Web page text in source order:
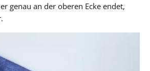
genau an der oberen Ecke endet,